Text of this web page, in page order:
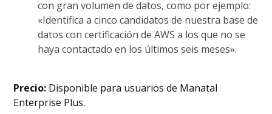
con gran volumen de datos, como por ejemplo:
«Identifica a cinco candidatos de nuestra base de
datos con certificación de AWS a los que no se
haya contactado en los últimos seis meses».
Precio: Disponible para usuarios de Manatal
Enterprise Plus.